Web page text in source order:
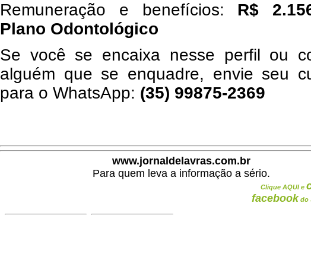
Remuneração e benefícios: R$
Plano Odontológico
Se você se encaixa nesse perfil ou
alguém que se enquadre, envie seu
para o WhatsApp: (35) 99875-2369
www.jornaldelavras.com.br
Para quem leva a informação a sério.
Clique AQUI e
facebook do